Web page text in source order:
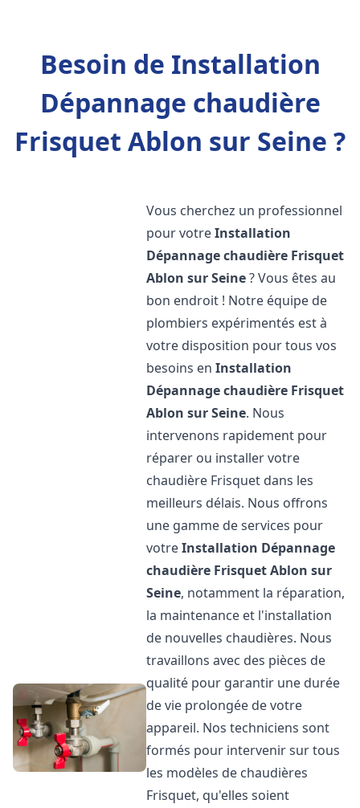
Besoin de Installation
Dépannage chaudière
Frisquet Ablon sur Seine ?
Vous cherchez un professionnel
pour votreInstallation
Dépannage chaudière Frisquet
Ablon sur Seine? Vous êtes au
bon endroit ! Notre équipe de
plombiers expérimentés est à
votre disposition pour tous vos
besoins enInstallation
Dépannage chaudière Frisquet
Ablon sur Seine. Nous
intervenons rapidement pour
réparer ou installer votre
chaudière Frisquet dans les
meilleurs délais. Nous offrons
une gamme de services pour
votreInstallation Dépannage
chaudière FrisquetAblon sur
Seine, notamment la réparation,
la maintenance et l'installation
de nouvelles chaudières. Nous
travaillons avec des pièces de
qualité pour garantir une durée
de vie prolongée de votre
appareil. Nos techniciens sont
formés pour intervenir sur tous
les modèles de chaudières
Frisquet, qu'elles soient